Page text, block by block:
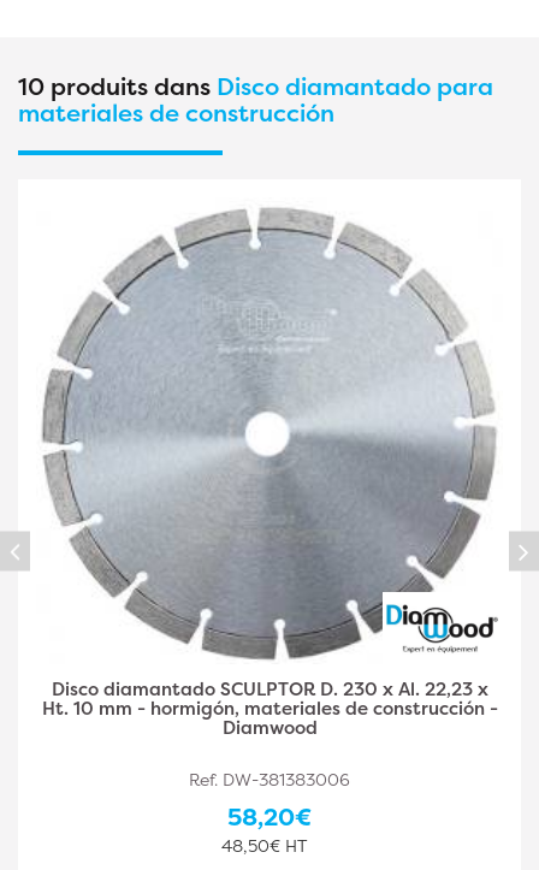
10 produits dans Disco diamantado para
materiales de construcción
Disco diamantado SCULPTOR D. 230 x Al. 22,23 x
Ht. 10 mm - hormigón, materiales de construcción -
Diamwood
Ref. DW-381383006
58,20€
48,50€ HT